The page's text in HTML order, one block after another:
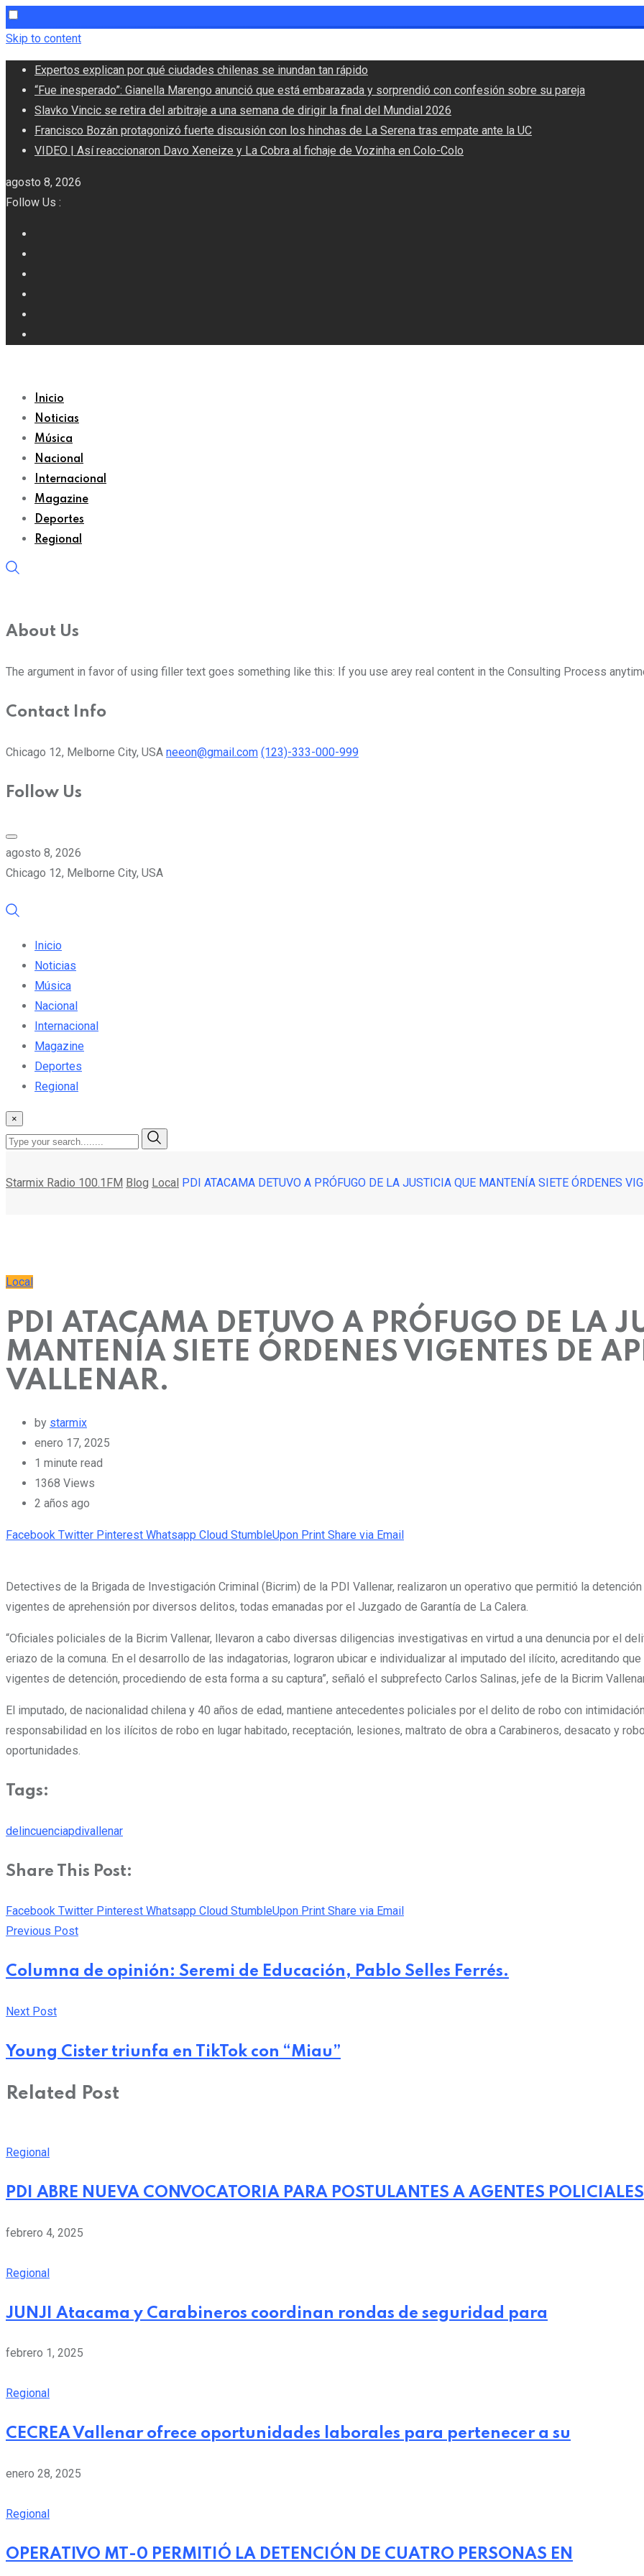
Skip to content
Expertos explican por qué ciudades chilenas se inundan tan rápido
“Fue inesperado”: Gianella Marengo anunció que está embarazada y sorprendió con confesión sobre su pareja
Slavko Vincic se retira del arbitraje a una semana de dirigir la final del Mundial 2026
Francisco Bozán protagonizó fuerte discusión con los hinchas de La Serena tras empate ante la UC
VIDEO | Así reaccionaron Davo Xeneize y La Cobra al fichaje de Vozinha en Colo-Colo
agosto 8, 2026
Follow Us :
Inicio
Noticias
Música
Nacional
Internacional
Magazine
Deportes
Regional
About Us
The argument in favor of using filler text goes something like this: If you use arey real content in the Consulting Process
Contact Info
Chicago 12, Melborne City, USA neeon@gmail.com (123)-333-000-999
Follow Us
agosto 8, 2026
Chicago 12, Melborne City, USA
Inicio
Noticias
Música
Nacional
Internacional
Magazine
Deportes
Regional
×
Starmix Radio 100.1FM Blog Local PDI ATACAMA DETUVO A PRÓFUGO DE LA JUSTICIA QUE MANTENÍA SIETE ÓRDENES
Local
PDI ATACAMA DETUVO A PRÓFUGO DE LA
MANTENÍA SIETE ÓRDENES VIGENTES DE
VALLENAR.
by starmix
enero 17, 2025
1 minute read
1368 Views
2 años ago
Facebook Twitter Pinterest Whatsapp Cloud StumbleUpon Print Share via Email
Detectives de la Brigada de Investigación Criminal (Bicrim) de la PDI Vallenar, realizaron un operativo que permitió la
vigentes de aprehensión por diversos delitos, todas emanadas por el Juzgado de Garantía de La Calera.
“Oficiales policiales de la Bicrim Vallenar, llevaron a cabo diversas diligencias investigativas en virtud a una denuncia por el
eriazo de la comuna. En el desarrollo de las indagatorias, lograron ubicar e individualizar al imputado del ilícito, acreditando
vigentes de detención, procediendo de esta forma a su captura”, señaló el subprefecto Carlos Salinas, jefe de la Bicrim
El imputado, de nacionalidad chilena y 40 años de edad, mantiene antecedentes policiales por el delito de robo con
responsabilidad en los ilícitos de robo en lugar habitado, receptación, lesiones, maltrato de obra a Carabineros, desacato y
oportunidades.
Tags:
delincuenciapdivallenar
Share This Post:
Facebook Twitter Pinterest Whatsapp Cloud StumbleUpon Print Share via Email
Previous Post
Columna de opinión: Seremi de Educación, Pablo Selles Ferrés.
Next Post
Young Cister triunfa en TikTok con “Miau”
Related Post
Regional
PDI ABRE NUEVA CONVOCATORIA PARA POSTULANTES A AGENTES POLICIALES
febrero 4, 2025
Regional
JUNJI Atacama y Carabineros coordinan rondas de seguridad para
febrero 1, 2025
Regional
CECREA Vallenar ofrece oportunidades laborales para pertenecer a su
enero 28, 2025
Regional
OPERATIVO MT-0 PERMITIÓ LA DETENCIÓN DE CUATRO PERSONAS EN